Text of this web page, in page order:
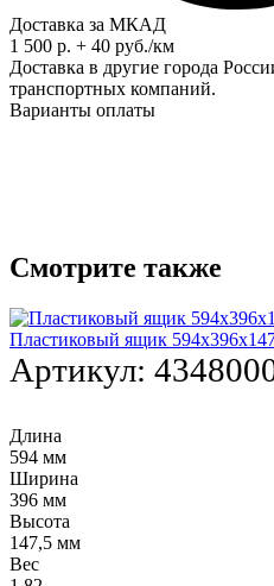
Доставка за МКАД
1 500 р. + 40 руб./км
Доставка в другие города
транспортных компаний.
Варианты оплаты
Смотрите также
Пластиковый ящик
Артикул:
Длина
594 мм
Ширина
396 мм
Высота
147,5 мм
Вес